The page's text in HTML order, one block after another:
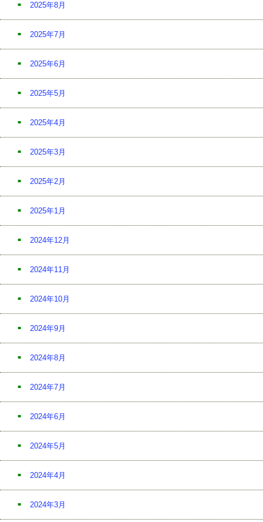
2025年8月
2025年7月
2025年6月
2025年5月
2025年4月
2025年3月
2025年2月
2025年1月
2024年12月
2024年11月
2024年10月
2024年9月
2024年8月
2024年7月
2024年6月
2024年5月
2024年4月
2024年3月